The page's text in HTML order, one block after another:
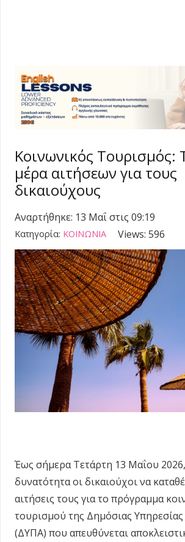
Κοινωνικός Τουρισμός:
μέρα αιτήσεων για τους
δικαιούχους
Αναρτήθηκε: 13 Μαΐ στις 09:19
Κατηγορία: ΚΟΙΝΩΝΙΑ Views:596
Έως σήμερα Τετάρτη 13 Μαΐου
δυνατότητα οι δικαιούχοι να
αιτήσεις τους για το πρόγραμμα
τουρισμού της Δημόσιας
(ΔΥΠΑ) που απευθύνεται